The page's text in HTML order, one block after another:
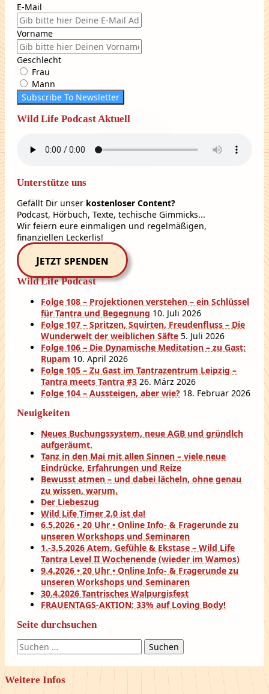
E-Mail
Vorname
Geschlecht
Frau
Mann
Subscribe To Newsletter
Wild Life Podcast Aktuell
Unterstütze uns
Gefällt Dir unser kostenloser Content?
Podcast, Hörbuch, Texte, techische Gimmicks...
Wir feiern eure einmaligen und regelmäßigen,
finanziellen Leckerlis!
Jetzt spenden
Wild Life Podcast
Folge 108 – Projektionen verstehen – ein Schlüssel
für Tantra und Begegnung 10. Juli 2026
Folge 107 – Spritzen, Squirten, Freudenfluss – Die
Wunderwelt der weiblichen Säfte 5. Juli 2026
Folge 106 – Die Dynamische Meditation – zu Gast:
Rupam 10. April 2026
Folge 105 – Zu Gast im Tantrazentrum Leipzig –
Tantra meets Tantra #3 26. März 2026
Folge 104 – Aussteigen, aber wie? 18. Februar 2026
Neuigkeiten
Neues Buchungssystem, neue AGB und gründlch
aufgeräumt.
Tanz in den Mai mit allen Sinnen – viele neue
Eindrücke, Erfahrungen und Reize
Bewusst atmen – und dabei lächeln, ohne genau
zu wissen, warum.
Der Liebeszug
Wild Life Timer 2.0 ist da!
6.5.2026 • 20 Uhr • Online Info- & Fragerunde zu
unseren Workshops und Seminaren
1.-3.5.2026 Atem, Gefühle & Ekstase – Wild Life
Tantra Level II Wochenende (wieder im Wamos)
9.4.2026 • 20 Uhr • Online Info- & Fragerunde zu
unseren Workshops und Seminaren
30.4.2026 Tantrisches Walpurgisfest
FRAUENTAGS-AKTION: 33% auf Loving Body!
Seite durchsuchen
Suchen
nach:
Weitere Infos